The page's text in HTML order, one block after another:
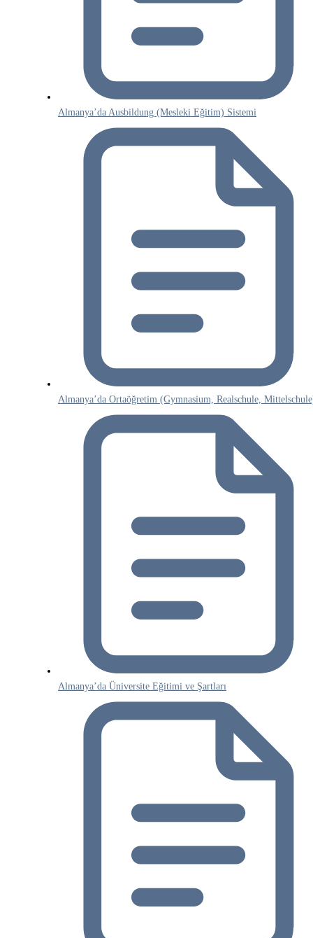
Almanya’da Ausbildung (Mesleki Eğitim) Sistemi
Almanya’da Ortaöğretim (Gymnasium, Realschule,
Almanya’da Üniversite Eğitimi ve Şartları